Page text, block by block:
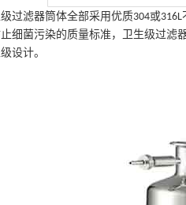
级过滤器筒体全部采用优质304或316L
细菌污染的质量标准，卫生级过滤
级设计。